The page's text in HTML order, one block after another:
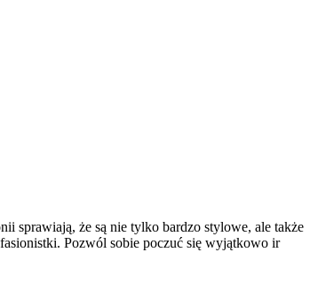
sprawiają, że są nie tylko bardzo stylowe, ale także
Pozwól sobie poczuć się wyjątkowo ir